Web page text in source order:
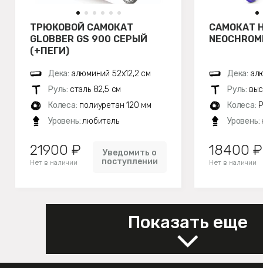
ТРЮКОВОЙ САМОКАТ
GLOBBER GS 900 СЕРЫЙ
(+ПЕГИ)
Дека: алюминий 52х12,2 см
Руль: сталь 82,5 см
Колеса: полиуретан 120 мм
Уровень:любитель
21900 ₽
Нет в наличии
Уведомить о
поступлении
САМОКАТ
Дека:
Руль:
Колеса:
Уровень:
18400 ₽
Нет в наличии
Показать еще